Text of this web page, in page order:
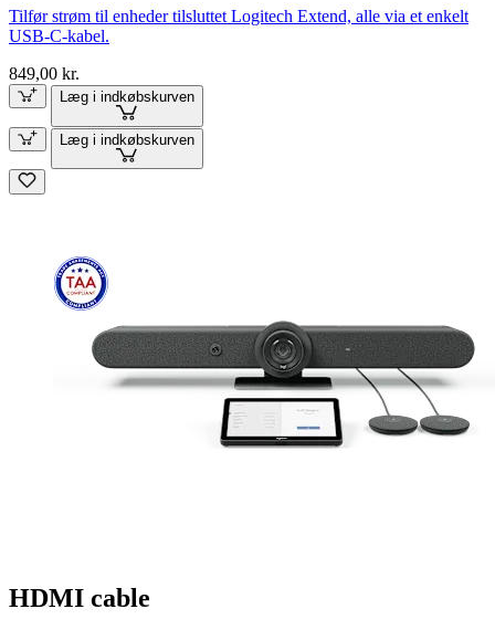
Tilfør strøm til enheder tilsluttet Logitech Extend, alle via et enkelt
USB-C-kabel.
849,00 kr.
Læg i indkøbskurven
Læg i indkøbskurven
HDMI cable